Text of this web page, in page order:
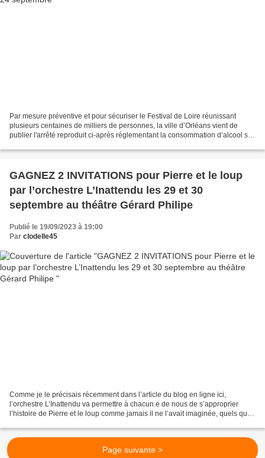
Par mesure préventive et pour sécuriser le Festival de Loire réunissant
plusieurs centaines de milliers de personnes, la ville d’Orléans vient de
publier l'arrêté reproduit ci-après réglementant la consommation d’alcool sur
GAGNEZ 2 INVITATIONS pour Pierre et le loup
par l’orchestre L’Inattendu les 29 et 30
septembre au théâtre Gérard Philipe
Publié le 19/09/2023 à 19:00
Par clodelle45
Comme je le précisais récemment dans l’article du blog en ligne ici,
l’orchestre L’Inattendu va permettre à chacun.e de nous de s’approprier
l’histoire de Pierre et le loup comme jamais il ne l’avait imaginée, quels que
Page suivante >